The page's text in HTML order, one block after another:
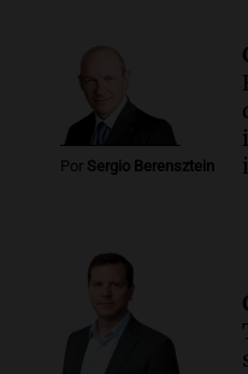
Por Sergio Berensztein